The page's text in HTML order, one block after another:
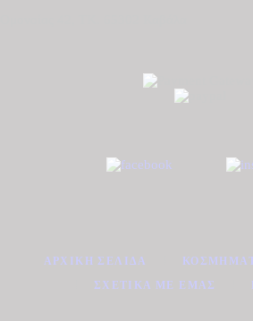
ΑΡΧΙΚΉ ΣΕΛΊΔΑ
ΣΧΕΤΙΚΆ ΜΕ ΕΜΆΣ